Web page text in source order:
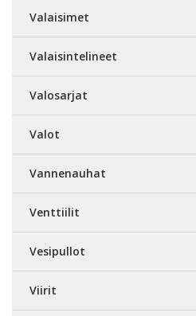
Valaisimet
Valaisintelineet
Valosarjat
Valot
Vannenauhat
Venttiilit
Vesipullot
Viirit